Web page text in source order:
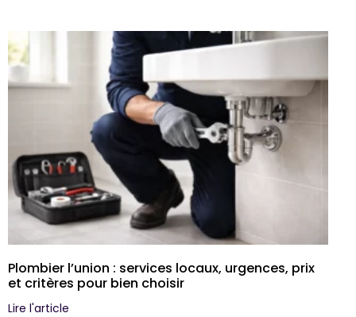
Plombier l’union : services locaux, urgences, prix
et critères pour bien choisir
Lire l'article